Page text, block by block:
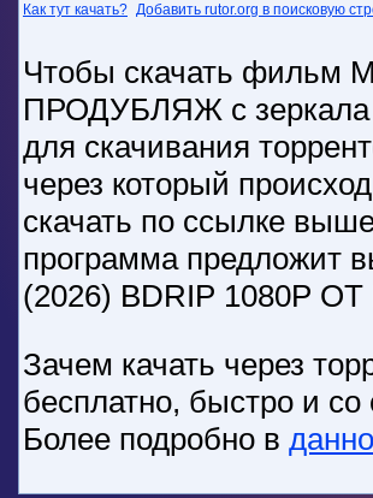
Как тут качать? Добавить rutor.org в поисковую
Чтобы скачать фильм
ПРОДУБЛЯЖ с зеркала
для скачивания
через который
скачать по ссылке
программа предложит
(2026) BDRIP 1080P
Зачем качать через
бесплатно, быстро и
Более подробно в